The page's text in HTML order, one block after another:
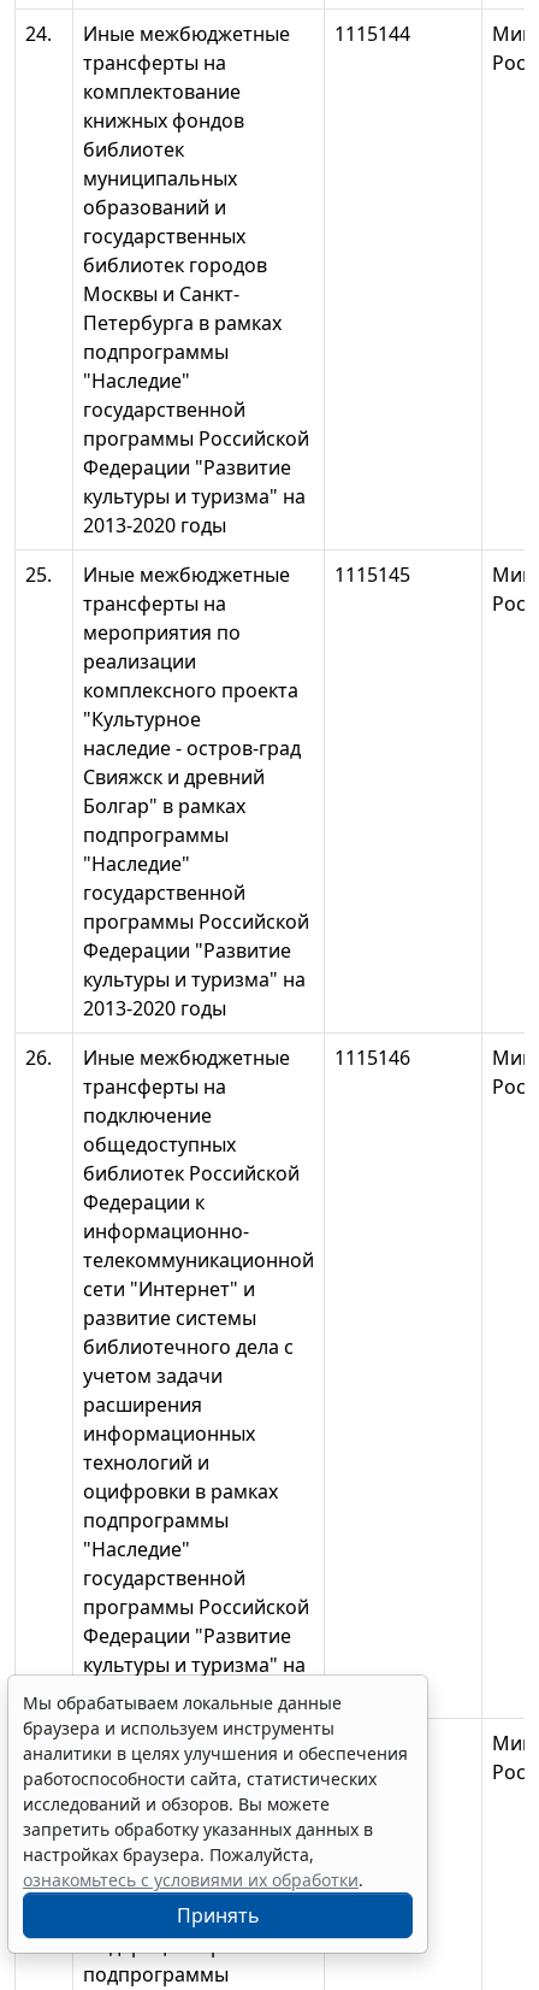
24.
Иные межбюджетные
трансферты на
комплектование
книжных фондов
библиотек
муниципальных
образований и
государственных
библиотек городов
Москвы и Санкт-
Петербурга в рамках
подпрограммы
"Наследие"
государственной
программы Российской
Федерации "Развитие
культуры и туризма" на
2013-2020 годы
1115144
25.
Иные межбюджетные
трансферты на
мероприятия по
реализации
комплексного проекта
"Культурное
наследие - остров-град
Свияжск и древний
Болгар" в рамках
подпрограммы
"Наследие"
государственной
программы Российской
Федерации "Развитие
культуры и туризма" на
2013-2020 годы
1115145
26.
Иные межбюджетные
трансферты на
подключение
общедоступных
библиотек Российской
Федерации к
информационно-
телекоммуникационной
сети "Интернет" и
развитие системы
библиотечного дела с
учетом задачи
расширения
информационных
технологий и
оцифровки в рамках
подпрограммы
"Наследие"
государственной
программы Российской
Федерации "Развитие
культуры и туризма" на
2013-2020 годы
1115146
27.
Субсидии на
софинансирование
капитальных вложений
в объекты
государственной
собственности
субъектов Российской
Федерации в рамках
подпрограммы
1125112
Мы обрабатываем локальные данные
браузера и используем инструменты
аналитики в целях улучшения и обеспечения
работоспособности сайта, статистических
исследований и обзоров. Вы можете
запретить обработку указанных данных в
настройках браузера. Пожалуйста,
ознакомьтесь с условиями их обработки.
Принять